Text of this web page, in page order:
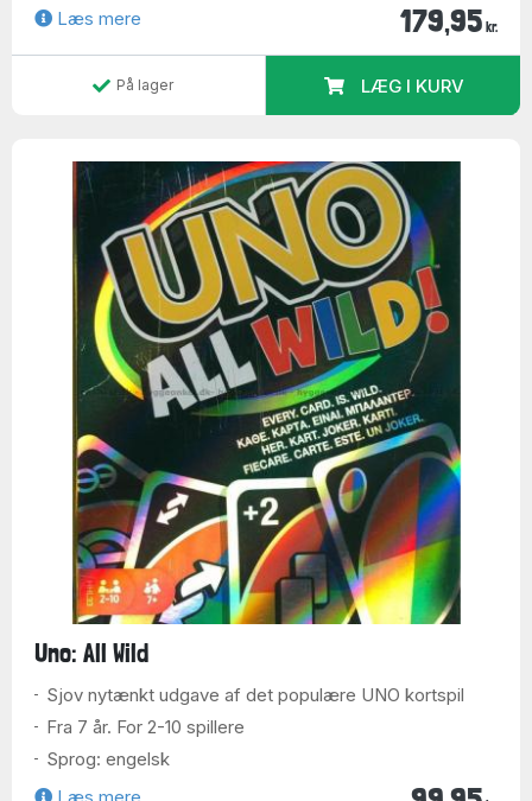
Læs mere
179,95 kr.
På lager LÆG I KURV
Uno: All Wild
Sjov nytænkt udgave af det populære UNO kortspil
Fra 7 år. For 2-10 spillere
Sprog: engelsk